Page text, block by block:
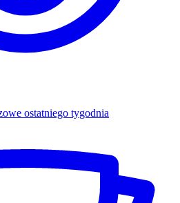
ostatniego tygodnia